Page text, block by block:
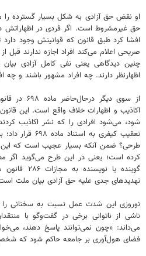
او نقض حق آزادی به شکل بسیار گسترده را
حق غیرمشروط است. اگر فردی در اظهاراتش
افشا کرد طبق قانون که قوانینش وجود
صریحی اعلام می‌کند افراد اجازه ندارند قبل
چنین دیدگاهی یعنی نفی کامل آزادی
اظهارنظر دارند. چه افراد مشهور باشند و چه
از سوی
اکاذیب و اظهارات خلاف واقع است. این
شود، می‌شود افرادی را که نشر اکاذیب
تعقیب کیفری به
طرحی؟ ضمن آنکه بسیار عجیب است که
کرده است؛ یعنی در این طرح می‌گوید اگر
گوینده یا
تهدیدهای جدی علیه حق آزادی بیان ملت
نوروزی این شدت عمل نسبت به سخنانی
ناشی از ناتوانی برخی در گفت‌وگو با
می‌داند: «چون نمی‌توانند پاسخ دهند،
فضای هول‌آوری بر جامعه حاکم شود که